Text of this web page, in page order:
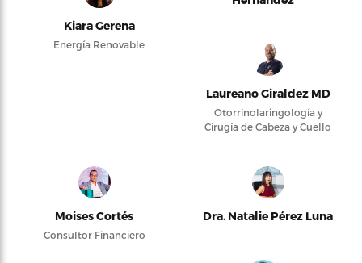
Kiara Gerena
Energía Renovable
Laureano Giraldez MD
Otorrinolaringología y
Cirugía de Cabeza y Cuello
Moises Cortés
Consultor Financiero
Dra. Natalie Pérez Luna